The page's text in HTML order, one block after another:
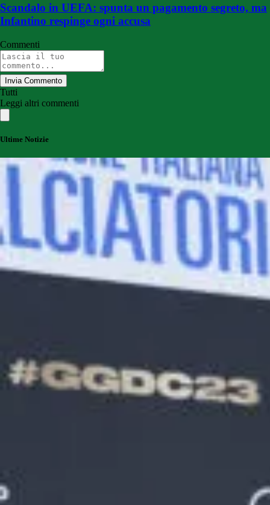
Scandalo in UEFA: spunta un pagamento segreto, ma
Infantino respinge ogni accusa
Commenti
Invia Commento
Tutti
Leggi altri commenti
Ultime Notizie